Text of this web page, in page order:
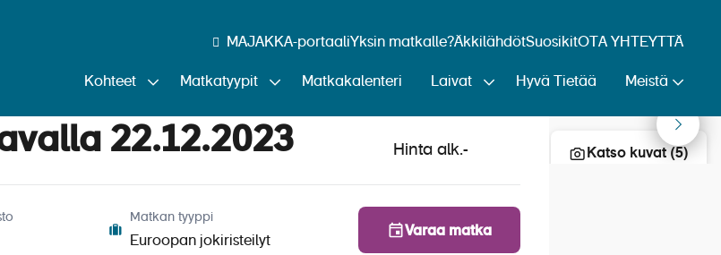
MAJAKKA-portaaliYksin matkalle?ÄkkilähdötSuosikitOTA YHTEYTTÄ
Kohteet Matkatyypit Matkakalenteri Laivat Hyvä Tietää Meistä
Katso kuvat (5)
Tonavalla 22.12.2023
Wien
22.12.2023 Hinta alk.-
Matkan tyyppi
Euroopan jokiristeilyt
Varaa matka